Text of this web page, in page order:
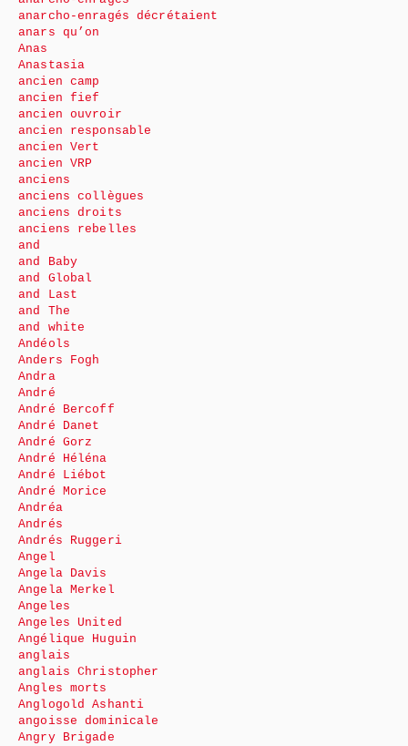
anarcho-enragés décrétaient
anars qu’on
Anas
Anastasia
ancien camp
ancien fief
ancien ouvroir
ancien responsable
ancien Vert
ancien VRP
anciens
anciens collègues
anciens droits
anciens rebelles
and
and Baby
and Global
and Last
and The
and white
Andéols
Anders Fogh
Andra
André
André Bercoff
André Danet
André Gorz
André Héléna
André Liébot
André Morice
Andréa
Andrés
Andrés Ruggeri
Angel
Angela Davis
Angela Merkel
Angeles
Angeles United
Angélique Huguin
anglais
anglais Christopher
Angles morts
Anglogold Ashanti
angoisse dominicale
Angry Brigade